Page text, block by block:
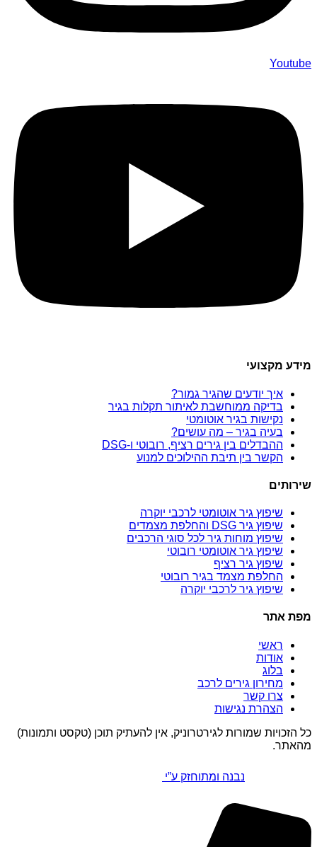
Youtube
מידע מקצועי
איך יודעים שהגיר גמור?
בדיקה ממוחשבת לאיתור תקלות בגיר
נקישות בגיר אוטומטי
בעיה בגיר – מה עושים?
ההבדלים בין גירים רציף, רובוטי ו-DSG
הקשר בין תיבת ההילוכים למנוע
שירותים
שיפוץ גיר אוטומטי לרכבי יוקרה
שיפוץ גיר DSG והחלפת מצמדים
שיפוץ מוחות גיר לכל סוגי הרכבים
שיפוץ גיר אוטומטי רובוטי
שיפוץ גיר רציף
החלפת מצמד בגיר רובוטי
שיפוץ גיר לרכבי יוקרה
מפת אתר
ראשי
אודות
בלוג
מחירון גירים לרכב
צרו קשר
הצהרת נגישות
כל הזכויות שמורות לגירטרוניק, אין להעתיק תוכן (טקסט ותמונות)
מהאתר.
נבנה ומתוחזק ע”י